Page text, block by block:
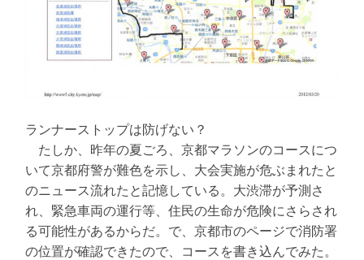
ランナーストップは防げない？
たしか、昨年の夏ごろ、京都マラソンのコースにつ
いて京都府警が難色を示し、大会実施が危ぶまれたと
のニュース流れたと記憶している。大渋滞が予測さ
れ、緊急車両の運行等、住民の生命が危険にさらされ
る可能性があるからだ。で、京都市のページで消防署
の位置が確認できたので、コースを書き込んでみた。